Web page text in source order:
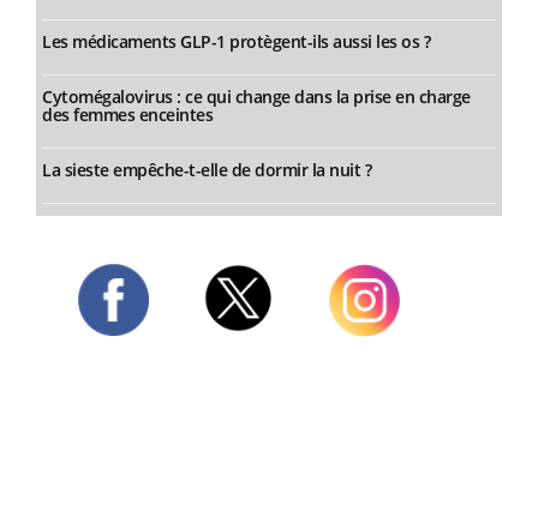
Les médicaments GLP-1 protègent-ils aussi les os ?
Cytomégalovirus : ce qui change dans la prise en charge
des femmes enceintes
La sieste empêche-t-elle de dormir la nuit ?